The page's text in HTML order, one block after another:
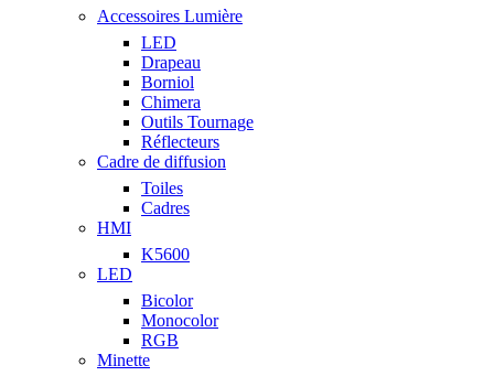
Accessoires Lumière
LED
Drapeau
Borniol
Chimera
Outils Tournage
Réflecteurs
Cadre de diffusion
Toiles
Cadres
HMI
K5600
LED
Bicolor
Monocolor
RGB
Minette